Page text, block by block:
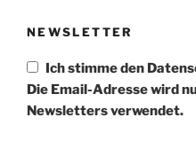
NEWSLETTER
Ich stimme den
Die Email-Adresse wird
Newsletters verwendet.